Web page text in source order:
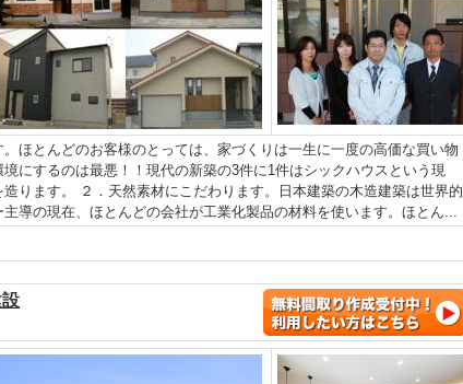
ほとんどのお客様のとっては、家づくりは一生に一度の高価な買い物
にするのは最悪！！現代の新築の3件に1件はシックハウスという現
ります。 ２．天然素材にこだわります。日本建築の木造建築は世界的
導の現在、ほとんどの会社が工業化製品の材料を使います。ほとん...